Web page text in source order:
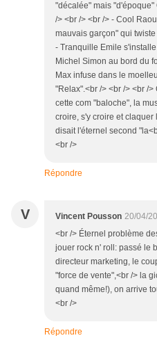
"décalée" mais
/> <br /> <br /> - Cool
mauvais garçon" qui
- Tranquille Emile
Michel Simon au bord du
Max infuse dans le
"Relax".<br /> <br /> <br /
cette com "baloche", la
croire, s'y croire et
disait l'éternel second
<br />
Répondre
V Vincent Pousson 20/04/
<br /> Éternel problème
jouer rock n' roll: passé le
directeur marketing, le
"force de vente",<br /> la
quand même!), on arrive
<br />
Répondre